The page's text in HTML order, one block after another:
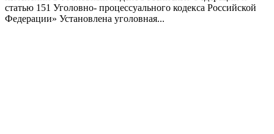
статью 151 Уголовно- процессуального кодекса Российской
Федерации» Установлена уголовная...